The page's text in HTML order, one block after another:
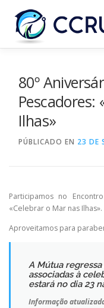
LEGISLACIÓN
80º
Pescadores:
Ilhas»
PÚBLICADO EN 23 DE
Participamos no
«Celebrar o Mar nas Ilhas».
Aproveitamos para
A Mútua
associadas à
estará no dia 23
Informação